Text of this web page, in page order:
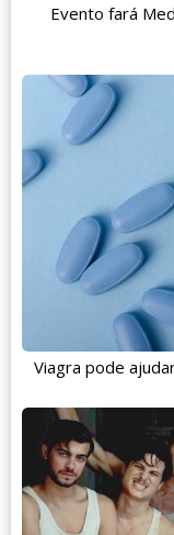
Evento fará
Viagra pode